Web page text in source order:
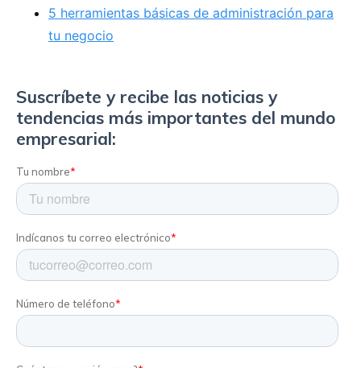
5 herramientas básicas de administración para
tu negocio